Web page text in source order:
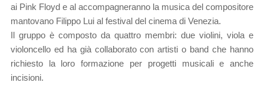
ai Pink Floyd e al accompagneranno la musica del compositore
mantovano Filippo Lui al festival del cinema di Venezia.
Il gruppo è composto da quattro membri: due violini, viola e
violoncello ed ha già collaborato con artisti o band che hanno
richiesto la loro formazione per progetti musicali e anche
incisioni.